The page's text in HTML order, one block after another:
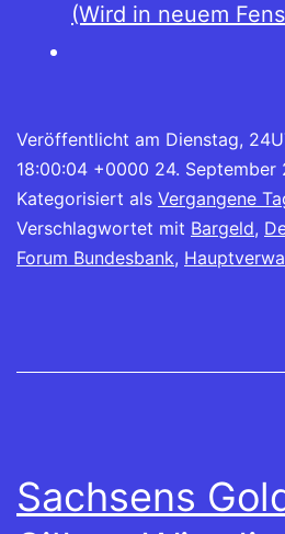
(Wird in neuem
Veröffentlicht am Dienstag,
18:00:04 +0000 24. September
Kategorisiert als Vergangene
Verschlagwortet mit Bargeld,
Forum Bundesbank,
Sachsens